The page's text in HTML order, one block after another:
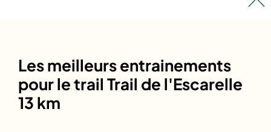
Les meilleurs entrainements
pour le trail Trail de l'Escarelle
13 km